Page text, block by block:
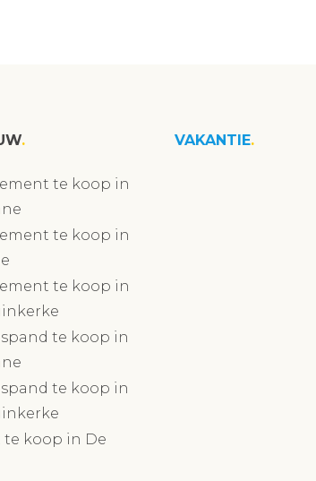
te koop in
te koop in
te koop in
te koop in
te koop in
te koop in De
VAKANTIE